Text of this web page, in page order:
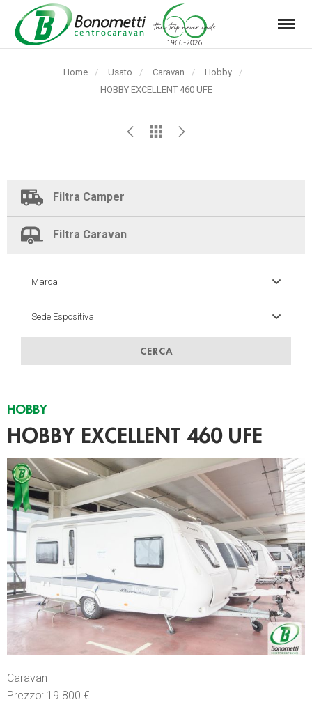
Automarket
Menu
Home Usato Caravan
Hobby
Pagina
HOBBY EXCELLENT 460 UFE
Filtra Camper
Filtra Caravan
CERCA
HOBBY
HOBBY EXCELLENT 460 UFE
Caravan
Prezzo: 19.800 €